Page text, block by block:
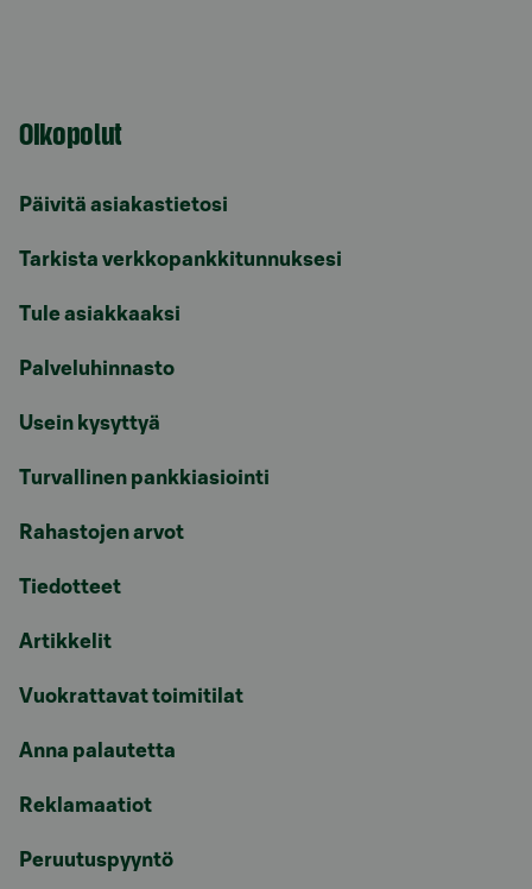
Oikopolut
Päivitä asiakastietosi
Tarkista verkkopankkitunnuksesi
Tule asiakkaaksi
Palveluhinnasto
Usein kysyttyä
Turvallinen pankkiasiointi
Rahastojen arvot
Tiedotteet
Artikkelit
Vuokrattavat toimitilat
Anna palautetta
Reklamaatiot
Peruutuspyyntö